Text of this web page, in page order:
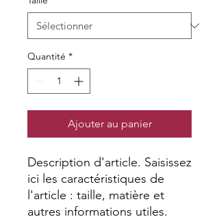
Quantité *
Ajouter au panier
Description d'article. Saisissez
ici les caractéristiques de
l'article : taille, matière et
autres informations utiles.